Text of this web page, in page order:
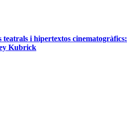
i hipertextos
Kubrick